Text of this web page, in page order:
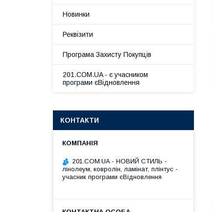
Новинки
Реквізити
Програма Захисту Покупців
201.COM.UA - є учасником
програми єВідновлення
КОНТАКТИ
201.COM.UA - НОВИЙ СТИЛЬ -
лінолеум, ковролін, ламінат, плінтус -
учасник програми єВідновлення